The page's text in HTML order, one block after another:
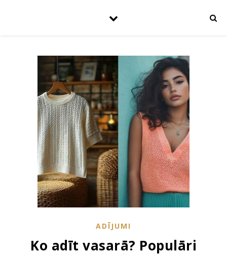
ADĪJUMI
Ko adīt vasarā? Populāri